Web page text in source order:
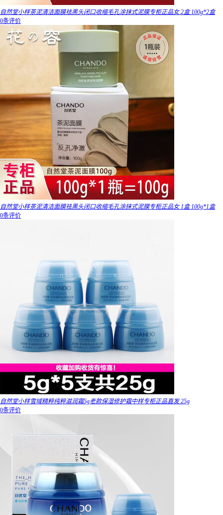
自然堂小样茶泥清洁面膜祛黑头闭口收缩毛孔涂抹式泥膜专柜正品女 2盒 100g*2盒
0条评价
自然堂小样茶泥清洁面膜祛黑头闭口收缩毛孔涂抹式泥膜专柜正品女 1盒 100g*1盒
0条评价
自然堂小样雪域精粹纯粹滋润霜5g老款保湿修护霜中样专柜正品直发 25g
0条评价